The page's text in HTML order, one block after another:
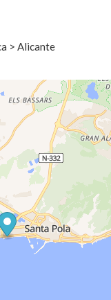
> Alicante